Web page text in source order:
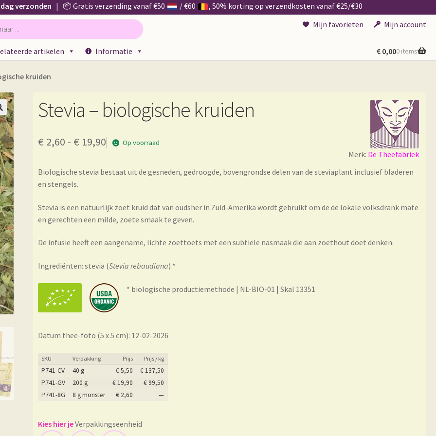
verzonden | 📦 Gratis verzending vanaf €50 / €60
, 50% korting op verzendkosten vanaf €25/€30
Mijn favorieten Mijn account
artikelen Informatie € 0,000 items
kruiden
Merk: De Theefabriek
Stevia – biologische kruiden
€ 2,60 - € 19,90Prijsklasse:
tot
Op voorraad
Biologische stevia bestaat uit de gesneden, gedroogde, bovengrondse delen van de steviaplant inclusief bladeren
en stengels.
Stevia is een natuurlijk zoet kruid dat van oudsher in Zuid-Amerika wordt gebruikt om de de lokale volksdrank mate
en gerechten een milde, zoete smaak te geven.
De infusie heeft een aangename, lichte zoettoets met een subtiele nasmaak die aan zoethout doet denken.
Ingrediënten: stevia (Stevia rebaudiana) *
* biologische productiemethode | NL-BIO-01 | Skal 13351
Datum thee-foto (5 x 5 cm): 12-02-2026
SKU Verpakking Prijs Prijs / kg
P741-CV 40 g €5,50 €137,50
P741-GV
200 g €19,90 €99,50
P741-8G
8 g monster € 2,60 —
Verpakkingseenheid